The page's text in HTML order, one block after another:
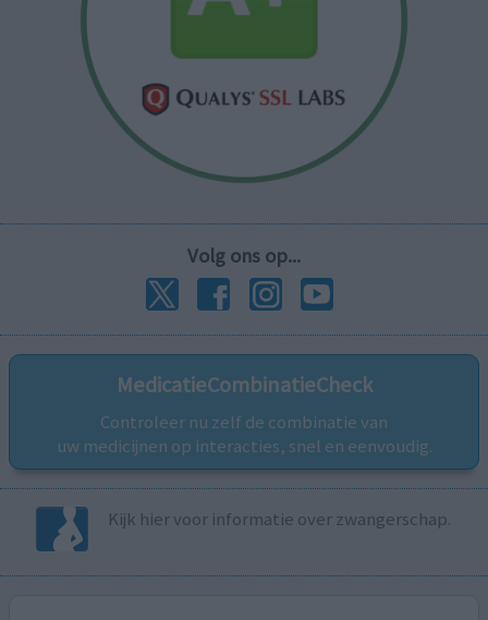
Volg ons op...
MedicatieCombinatieCheck
Controleer nu zelf de combinatie van
uw medicijnen op interacties, snel en eenvoudig.
Kijk hier voor informatie over zwangerschap.